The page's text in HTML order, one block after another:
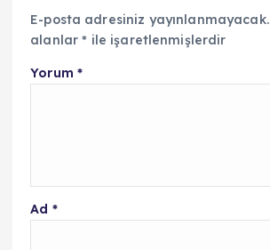
E-posta adresiniz yayınlanmayacak.
alanlar* ile işaretlenmişlerdir
Yorum *
Ad *